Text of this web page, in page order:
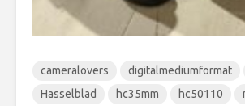
cameralovers digitalmediumformat
Hasselblad
hc35mm hc50110